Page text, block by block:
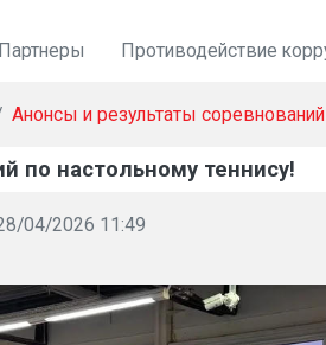
Партнеры Противодействие
Анонсы и результаты соревнований
по настольному теннису!
04/2026 11:49